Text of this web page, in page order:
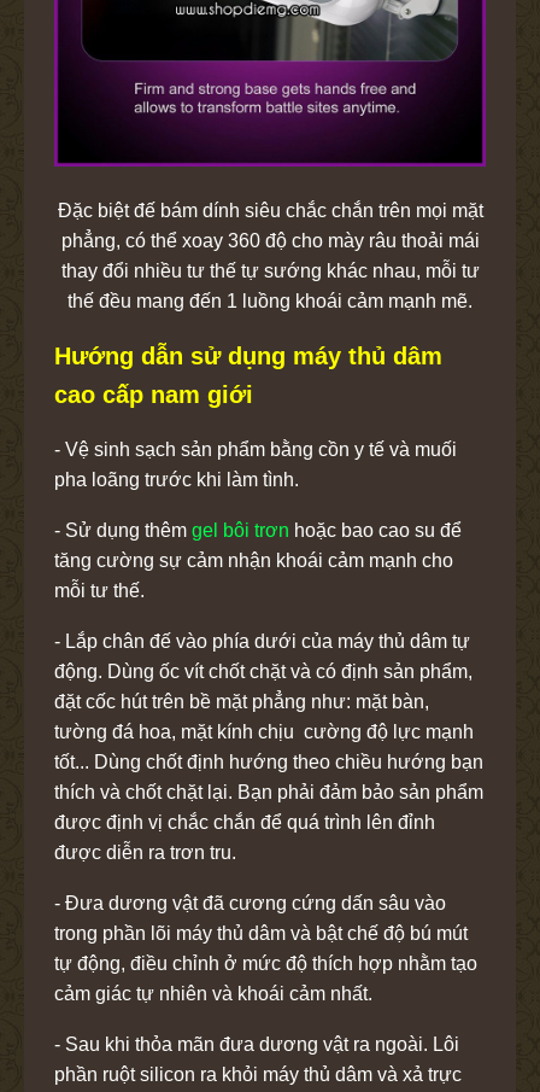
Đặc biệt đế bám dính siêu chắc chắn trên mọi mặt
phẳng, có thể xoay 360 độ cho mày râu thoải mái
thay đổi nhiều tư thế tự sướng khác nhau, mỗi tư
thế đều mang đến 1 luồng khoái cảm mạnh mẽ.
Hướng dẫn sử dụng máy thủ dâm
cao cấp nam giới
- Vệ sinh sạch sản phẩm bằng cồn y tế và muối
pha loãng trước khi làm tình.
- Sử dụng thêm gel bôi trơn hoặc bao cao su để
tăng cường sự cảm nhận khoái cảm mạnh cho
mỗi tư thế.
- Lắp chân đế vào phía dưới của máy thủ dâm tự
động. Dùng ốc vít chốt chặt và có định sản phẩm,
đặt cốc hút trên bề mặt phẳng như: mặt bàn,
tường đá hoa, mặt kính chịu cường độ lực mạnh
tốt... Dùng chốt định hướng theo chiều hướng bạn
thích và chốt chặt lại. Bạn phải đảm bảo sản phẩm
được định vị chắc chắn để quá trình lên đỉnh
được diễn ra trơn tru.
- Đưa dương vật đã cương cứng dấn sâu vào
trong phần lõi máy thủ dâm và bật chế độ bú mút
tự động, điều chỉnh ở mức độ thích hợp nhằm tạo
cảm giác tự nhiên và khoái cảm nhất.
- Sau khi thỏa mãn đưa dương vật ra ngoài. Lôi
phần ruột silicon ra khỏi máy thủ dâm và xả trực